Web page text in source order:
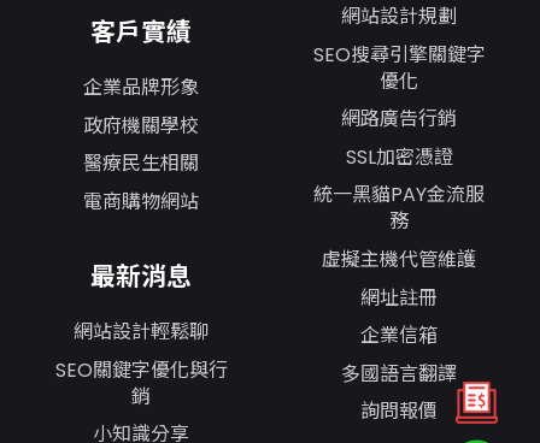
客戶實績
企業品牌形象
政府機關學校
醫療民生相關
電商購物網站
最新消息
網站設計輕鬆聊
SEO關鍵字優化與行
銷
小知識分享
網站設計規劃
SEO搜尋引擎關鍵字
優化
網路廣告行銷
SSL加密憑證
統一黑貓PAY金流服
務
虛擬主機代管維護
網址註冊
企業信箱
多國語言翻譯
詢問報價